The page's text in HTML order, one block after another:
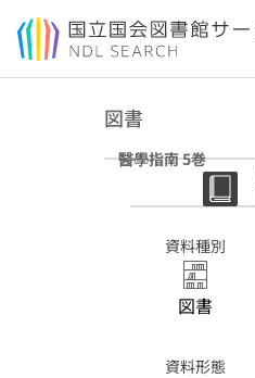
本文へ移動
図書
醫學指南 5巻
資料種別
図書
資料形態